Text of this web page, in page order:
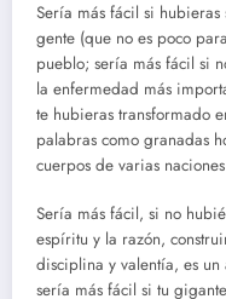
Sería más fácil si
gente (que no es poco
pueblo; sería más fácil si
la enfermedad más
te hubieras transformado
palabras como granadas
cuerpos de varias
Sería más fácil, si no
espíritu y la razón,
disciplina y valentía, es un
sería más fácil si tu